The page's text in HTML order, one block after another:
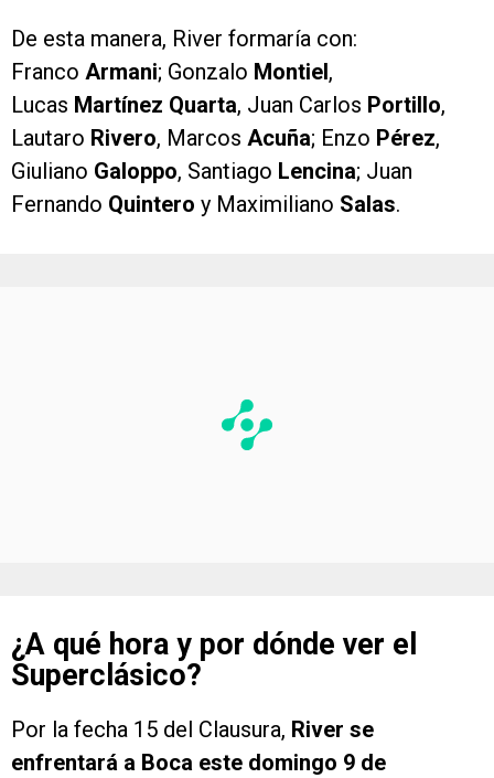
De esta manera, River formaría con:
Franco Armani; Gonzalo Montiel,
Lucas Martínez Quarta, Juan Carlos Portillo,
Lautaro Rivero, Marcos Acuña; Enzo Pérez,
Giuliano Galoppo, Santiago Lencina; Juan
Fernando Quintero y Maximiliano Salas.
¿A qué hora y por dónde ver el
Superclásico?
Por la fecha 15 del Clausura, River se
enfrentará a Boca este domingo 9 de